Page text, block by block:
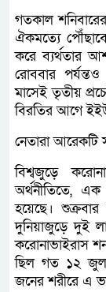
গতকাল
ঐকমত্যে
করে ব্যর্থতার
রোববার
মাসেই তৃতীয়
বিরতির আগে
নেতারা আরেকটি
বিশ্বজুড়ে
অর্থনীতিতে, এক
হয়েছে। শুক্রবার
দুনিয়াজুড়ে দুই
করোনাভাইরাস
ছিল গত ১২
জনের শরীরে এ